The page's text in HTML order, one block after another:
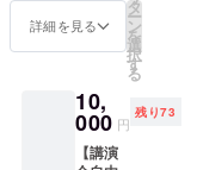
得。独自の
仕事観をま
「Happy研
修」が口コ
ミで広がり
りいた
しま
加券は
含まれ
ており
ませ
す！ ※
お届け
先が必
なって
います
が、主
催者側
詳細を見る
タ
ー
ン
を
選
択
す
る
10,
000 円
残り73
【講演